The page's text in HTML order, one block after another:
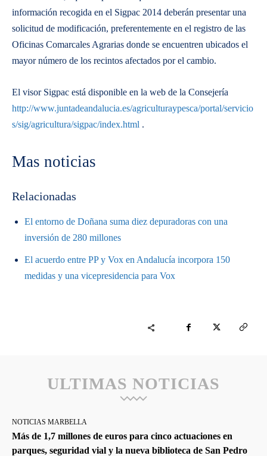
información recogida en el Sigpac 2014 deberán presentar una
solicitud de modificación, preferentemente en el registro de las
Oficinas Comarcales Agrarias donde se encuentren ubicados el
mayor número de los recintos afectados por el cambio.
El visor Sigpac está disponible en la web de la Consejería
http://www.juntadeandalucia.es/agriculturaypesca/portal/servicio
s/sig/agricultura/sigpac/index.html .
Mas noticias
Relacionadas
El entorno de Doñana suma diez depuradoras con una
inversión de 280 millones
El acuerdo entre PP y Vox en Andalucía incorpora 150
medidas y una vicepresidencia para Vox
ULTIMAS NOTICIAS
NOTICIAS MARBELLA
Más de 1,7 millones de euros para cinco actuaciones en
parques, seguridad vial y la nueva biblioteca de San Pedro